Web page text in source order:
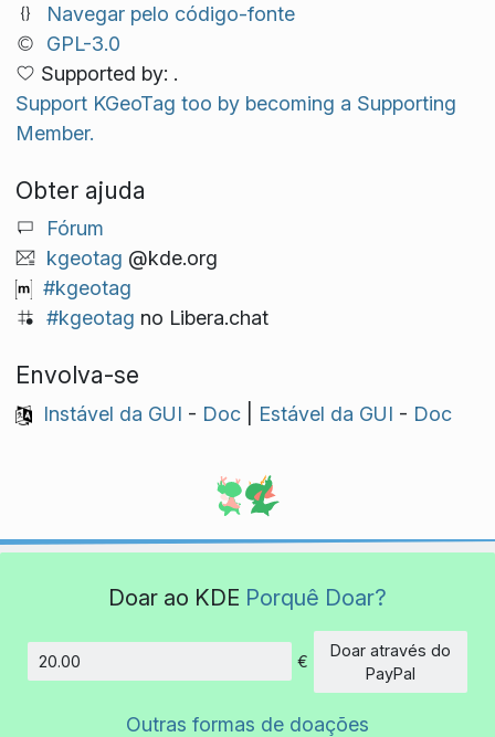
Navegar pelo código-fonte
GPL-3.0
Supported by: .
Support KGeoTag too by becoming a Supporting
Member.
Obter ajuda
Fórum
kgeotag @kde.org
#kgeotag
#kgeotag no Libera.chat
Envolva-se
Instável da GUI - Doc| Estável da GUI - Doc
Doar ao KDE Porquê Doar?
Montante
€
Doar através do
PayPal
Outras formas de doações